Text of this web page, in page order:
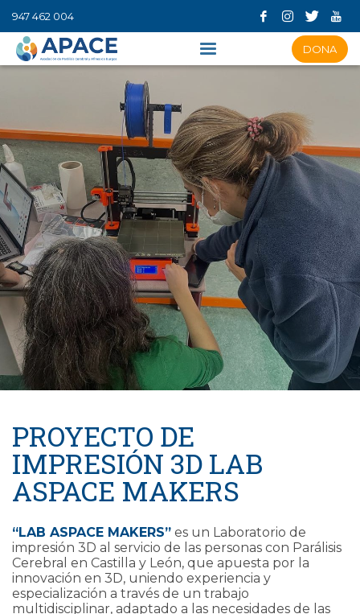
947 462 004
DONA
PROYECTO DE
IMPRESIÓN 3D LAB
ASPACE MAKERS
“LAB ASPACE MAKERS” es un Laboratorio de
impresión 3D al servicio de las personas con Parálisis
Cerebral en Castilla y León, que apuesta por la
innovación en 3D, uniendo experiencia y
especialización a través de un trabajo
multidisciplinar, adaptado a las necesidades de las